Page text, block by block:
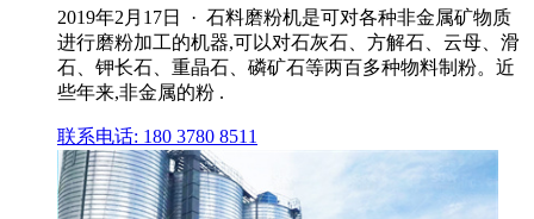
2019年2月17日 · 石料磨粉机是可对各种非金属矿物质
进行磨粉加工的机器,可以对石灰石、方解石、云母、滑
石、钾长石、重晶石、磷矿石等两百多种物料制粉。近
些年来,非金属的粉 .
联系电话: 180 3780 8511